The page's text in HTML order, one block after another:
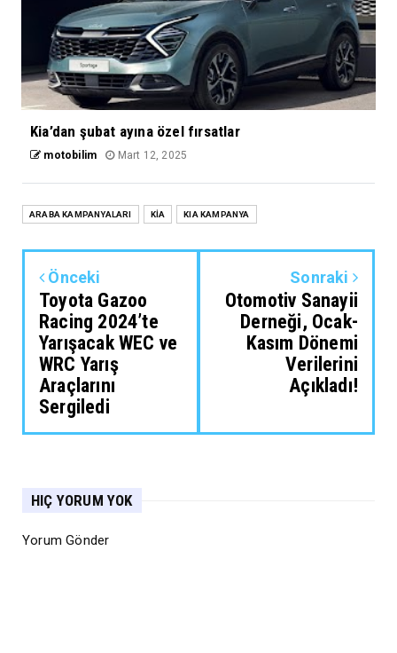
Kia’dan şubat ayına özel fırsatlar
motobilim Mart 12, 2025
ARABA KAMPANYALARI KİA KIA KAMPANYA
Önceki
Toyota Gazoo
Racing 2024’te
Yarışacak WEC ve
WRC Yarış
Araçlarını
Sergiledi
Sonraki
Otomotiv Sanayii
Derneği, Ocak-
Kasım Dönemi
Verilerini
Açıkladı!
HIÇ YORUM YOK
Yorum Gönder